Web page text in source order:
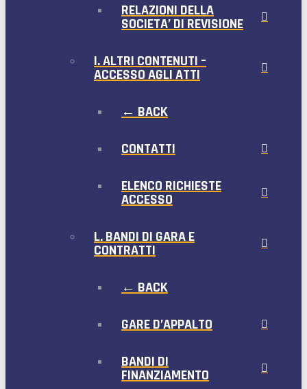
RELAZIONI DELLA
SOCIETA’ DI REVISIONE
I. ALTRI CONTENUTI –
ACCESSO AGLI ATTI
← BACK
CONTATTI
ELENCO RICHIESTE
ACCESSO
L. BANDI DI GARA E
CONTRATTI
← BACK
GARE D’APPALTO
BANDI DI
FINANZIAMENTO